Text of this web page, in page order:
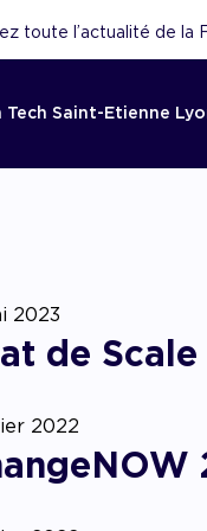
toute l’actualité de la
Tech Saint-Etienne
Point
conseils
scaleups,
experts,
2023
de
2022